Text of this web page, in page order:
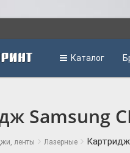
Каталог
Samsung
ленты Лазерные Картридж